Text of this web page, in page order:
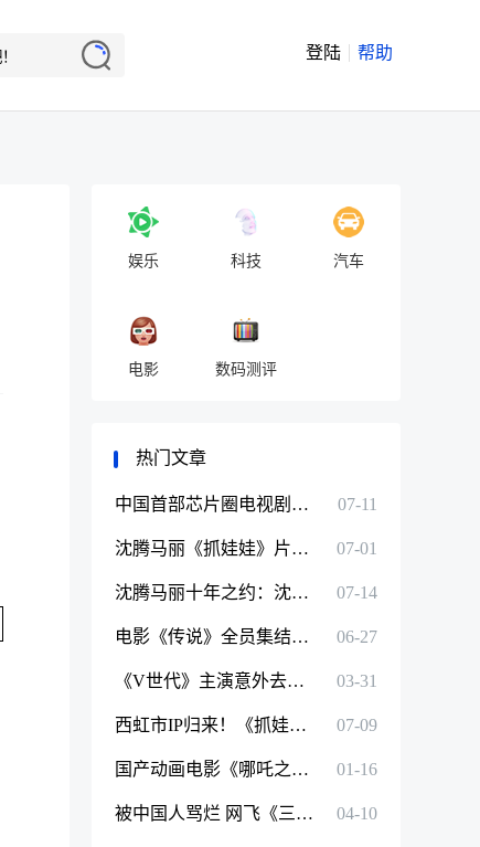
登陆 帮助
娱乐 科技 汽车
电影 数码测评
热门文章
中国首部芯片圈电视剧！《赤热》定档7月14日：黄晓明、王鸥等主演 07-11
沈腾马丽《抓娃娃》片长133分钟！西虹市宇宙归来 07-01
沈腾马丽十年之约：沈马组合新电影《抓娃娃》猫眼映前评分9.5分 07-14
电影《传说》全员集结版海报出炉：“年轻成龙”饰演赵战将军首曝 06-27
《V世代》主演意外去世 第二季拍摄无限期推迟 03-31
西虹市IP归来！《抓娃娃》预售票房破1000万：沈腾、马丽合体糊弄式带娃 07-09
国产动画电影《哪吒之魔童闹海》宣布全版本上映：支持IMAX、CINITY等多制式 01-16
被中国人骂烂 网飞《三体》成老外最爱：全球观看人次榜连冠 04-10